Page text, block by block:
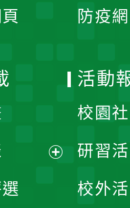
防疫
活動
校園
研習
校外